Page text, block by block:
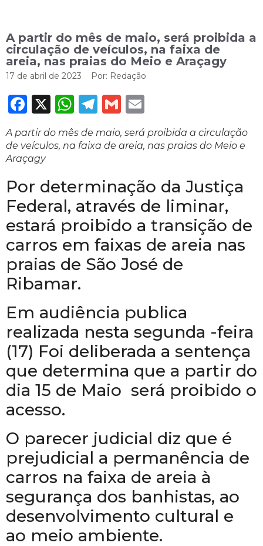
A partir do mês de maio, será proibida a
circulação de veículos, na faixa de
areia, nas praias do Meio e Araçagy
17 de abril de 2023 Por: Redação
Facebook
X WhatsApp
Telegram
Gmail
A partir do mês de maio, será proibida a circulação
de veículos, na faixa de areia, nas praias do Meio e
Araçagy
Por determinação da Justiça
Federal, através de liminar,
estará proibido a transição de
carros em faixas de areia nas
praias de São José de
Ribamar.
Em audiência publica
realizada nesta segunda -feira
(17) Foi deliberada a sentença
que determina que a partir do
dia 15 de Maio será proibido o
acesso.
O parecer judicial diz que é
prejudicial a permanência de
carros na faixa de areia à
segurança dos banhistas, ao
desenvolvimento cultural e
ao meio ambiente.